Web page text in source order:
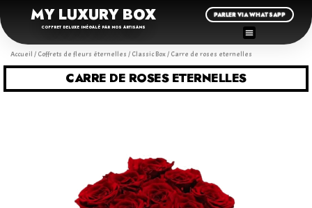
MY LUXURY BOX
COFFRET DELUXE INÉGALÉ PAR NOS ARTISANS
PARLER VIA WHATSAPP
Accueil / Coffrets de fleurs éternelles / Classic Box/ Carre de roses eternelles
CARRE DE ROSES ETERNELLES